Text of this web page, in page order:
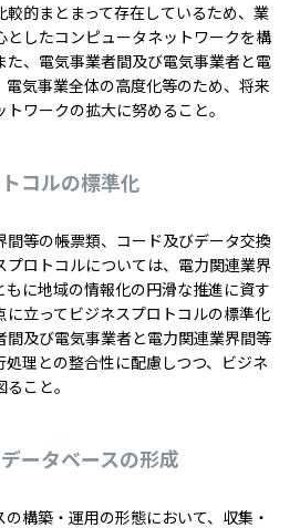
的まとまって存在しているため、業
したコンピュータネットワークを構
、電気事業者間及び電気事業者と電
気事業全体の高度化等のため、将来
ワークの拡大に努めること。
コルの標準化
等の帳票類、コード及びデータ交換
プロトコルについては、電力関連業界
に地域の情報化の円滑な推進に資す
立ってビジネスプロトコルの標準化
間及び電気事業者と電力関連業界間等
理との整合性に配慮しつつ、ビジネ
こと。
ータベースの形成
構築・運用の形態において、収集・